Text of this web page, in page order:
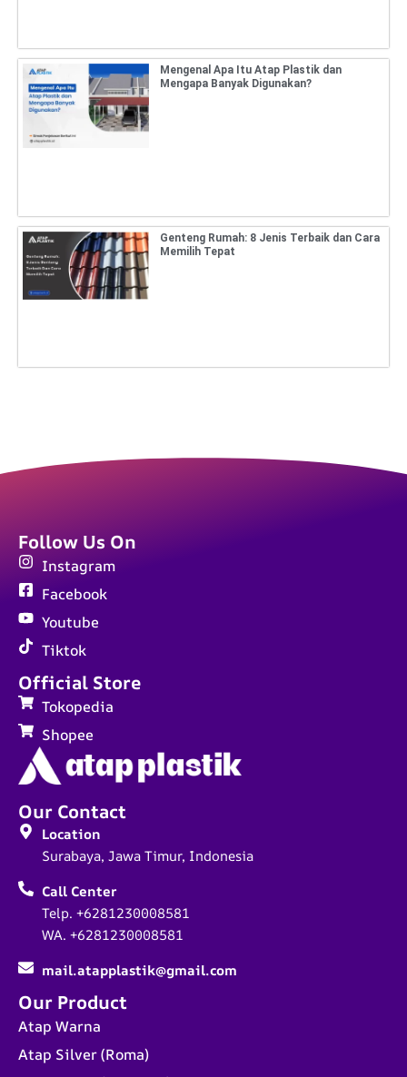
Mengenal Apa Itu Atap Plastik dan
Mengapa Banyak Digunakan?
Genteng Rumah: 8 Jenis Terbaik dan Cara
Memilih Tepat
Our Product
Atap Warna
Atap Silver (Roma)
Our Contact
Location
Surabaya, Jawa Timur, Indonesia
Call Center
Telp. +6281230008581
WA. +6281230008581
mail.atapplastik@gmail.com
Official Store
Tokopedia
Shopee
Follow Us On
Instagram
Facebook
Youtube
Tiktok